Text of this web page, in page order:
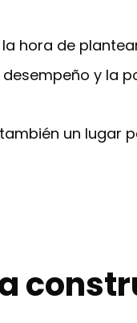
hora de
y la
un lugar